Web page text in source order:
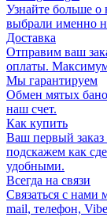
Узнайте больше
выбрали именно
Доставка
Отправим ваш
оплаты.
Мы гарантируем
Обмен мятых
наш счет.
Как купить
Ваш первый
подскажем как
удобными.
Всегда на связи
Связаться с
mail, телефон,